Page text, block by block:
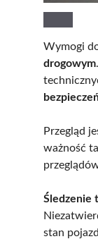
Wymogi
drogowym
Przegląd
ważność
Śledzenie
stan